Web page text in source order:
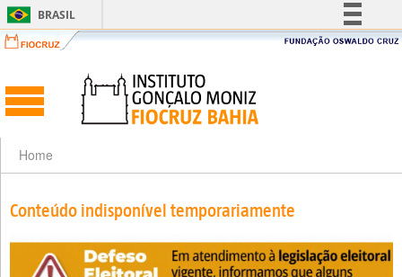
BRASIL
Simplifique!
Acesso à informação
Canais
Home
Conteúdo indisponível temporariamente